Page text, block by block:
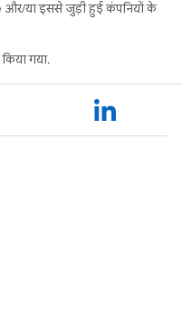
और/या इससे जुड़ी हुई कंपनियों के
गया.